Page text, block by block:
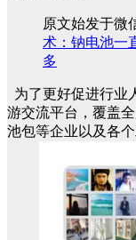
原文始发于微
术：钠电池一
多
为了更好促进行业
游交流平台，覆盖
池包等企业以及各